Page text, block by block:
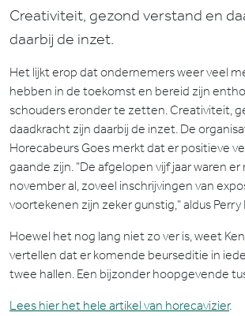
Creativiteit, gezond verstand en
daarbij de inzet.
Het lijkt erop dat ondernemers weer veel
hebben in de toekomst en bereid zijn
schouders eronder te zetten. Creativiteit,
daadkracht zijn daarbij de inzet. De
Horecabeurs Goes merkt dat er positieve
gaande zijn. "De afgelopen vijf jaar waren er
november al, zoveel inschrijvingen van
voortekenen zijn zeker gunstig," aldus Perry
Hoewel het nog lang niet zo ver is, weet
vertellen dat er komende beurseditie in
twee hallen. Een bijzonder hoopgevende
Lees hier het hele artikel van horecavizier.